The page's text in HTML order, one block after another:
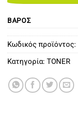
ΒΆΡΟΣ
Κωδικός προϊόντος:
Κατηγορία: TONER